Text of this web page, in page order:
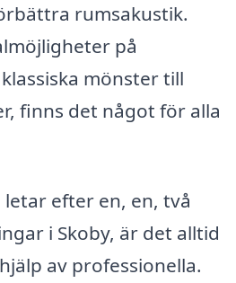
rumsakustik.
på
mönster till
finns det något för alla
letar efter en, en, två
i Skoby, är det alltid
av professionella.